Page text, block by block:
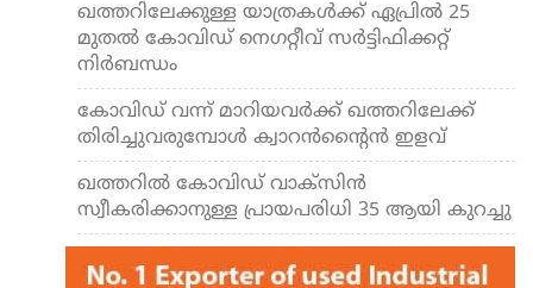
ഖത്തറിലേക്കുള്ള യാത്രകള്‍ക്ക് ഏപ്രില്‍ 25
മുതല്‍ കോവിഡ് നെഗറ്റീവ് സര്‍ട്ടിഫിക്കറ്റ്
നിര്‍ബന്ധം
കോവിഡ് വന്ന് മാറിയവര്‍ക്ക് ഖത്തറിലേക്ക്
തിരിച്ചുവരുമ്പോള്‍ ക്വാറന്‍ന്റൈന്‍ ഇളവ്
ഖത്തറില്‍ കോവിഡ് വാക്‌സിന്‍
സ്വീകരിക്കാനുള്ള പ്രായപരിധി 35 ആയി കുറച്ചു